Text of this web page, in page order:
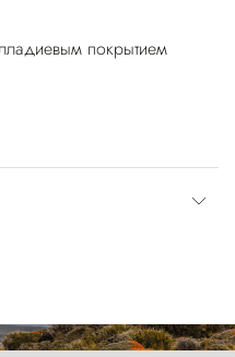
покрытием